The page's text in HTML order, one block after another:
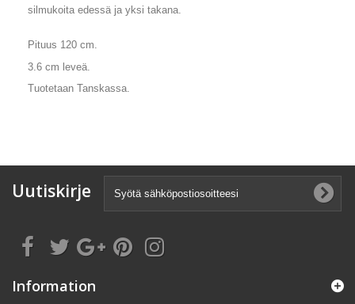
silmukoita edessä ja yksi takana.
Pituus 120 cm.
3.6 cm leveä.
Tuotetaan Tanskassa.
Uutiskirje
Information